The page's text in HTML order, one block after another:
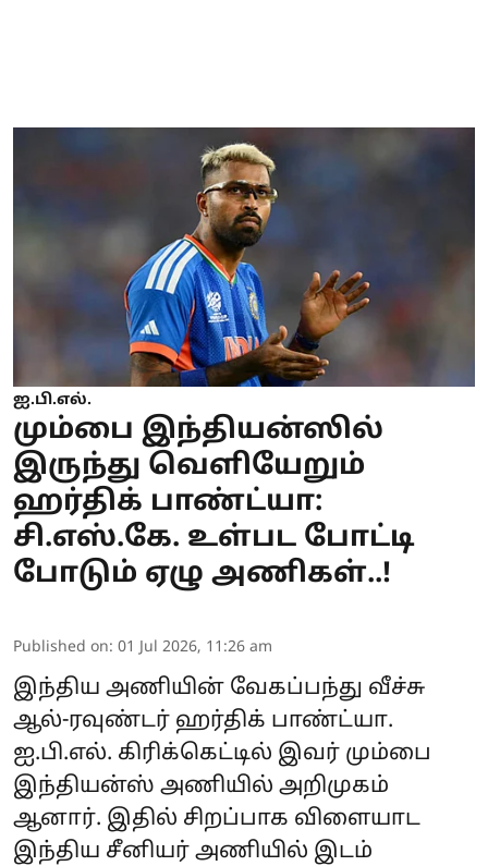
ஐ.பி.எல்.
மும்பை இந்தியன்ஸில்
இருந்து வெளியேறும்
ஹர்திக் பாண்ட்யா:
சி.எஸ்.கே. உள்பட போட்டி
போடும் ஏழு அணிகள்..!
Published on: 01 Jul 2026, 11:26 am
இந்திய அணியின் வேகப்பந்து வீச்சு
ஆல்-ரவுண்டர் ஹர்திக் பாண்ட்யா.
ஐ.பி.எல். கிரிக்கெட்டில் இவர் மும்பை
இந்தியன்ஸ் அணியில் அறிமுகம்
ஆனார். இதில் சிறப்பாக விளையாட
இந்திய சீனியர் அணியில் இடம்